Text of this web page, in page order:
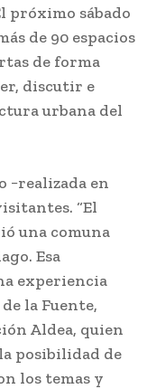
próximo sábado
de 90 espacios
de forma
discutir e
urbana del
−realizada en
“El
una comuna
Esa
experiencia
la Fuente,
Aldea, quien
posibilidad de
los temas y